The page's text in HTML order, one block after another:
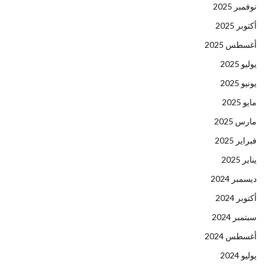
نوفمبر 2025
أكتوبر 2025
أغسطس 2025
يوليو 2025
يونيو 2025
مايو 2025
مارس 2025
فبراير 2025
يناير 2025
ديسمبر 2024
أكتوبر 2024
سبتمبر 2024
أغسطس 2024
يوليو 2024